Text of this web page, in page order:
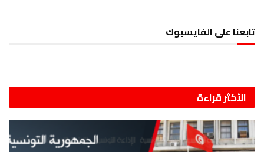
تابعنا على الفايسبوك
الأكثر قراءة